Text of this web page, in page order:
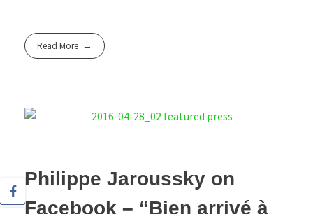
Read More
Philippe Jaroussky on
Facebook – “Bien arrivé à